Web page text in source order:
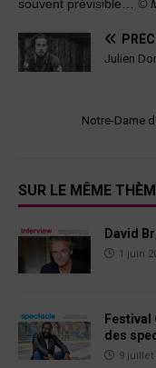
souvent prévisible… ©
Julien
Notre-Dame
SUR LE MÊME
David
1 juin
Festival
des
9 juillet